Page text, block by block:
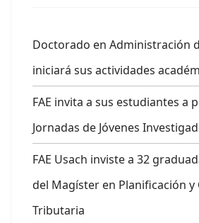
Doctorado en Administración
iniciará sus actividades
FAE invita a sus estudiantes a
Jornadas de Jóvenes
FAE Usach inviste a 32
del Magíster en Planificación y
Tributaria